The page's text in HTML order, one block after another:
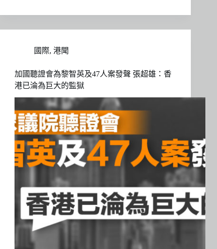
國際, 港聞
加國聽證會為黎智英及47人案發聲 張超雄：香
港已淪為巨大的監獄